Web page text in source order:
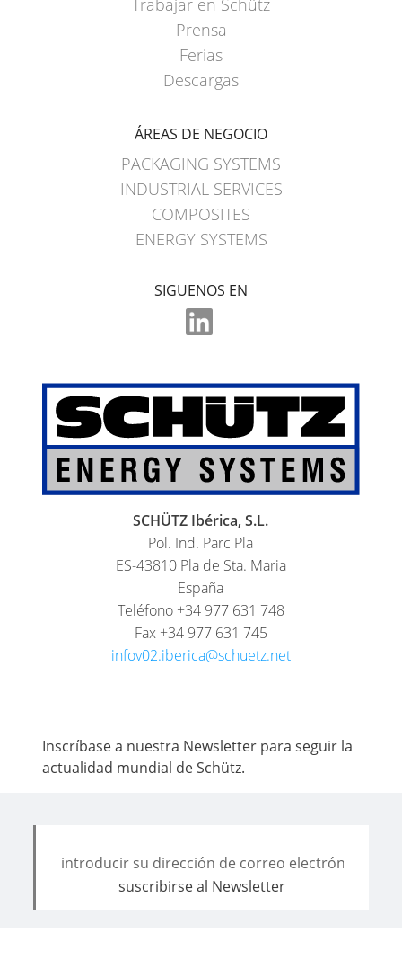
Prensa
Ferias
Descargas
ÁREAS DE NEGOCIO
PACKAGING SYSTEMS
INDUSTRIAL SERVICES
COMPOSITES
ENERGY SYSTEMS
SIGUENOS EN
SCHÜTZ Ibérica, S.L.
Pol. Ind. Parc Pla
ES-43810 Pla de Sta. Maria
España
Teléfono +34 977 631 748
Fax +34 977 631 745
infov02.iberica@schuetz.net
Inscríbase a nuestra Newsletter para seguir la
actualidad mundial de Schütz.